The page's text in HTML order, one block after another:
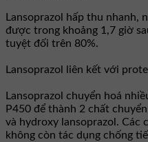
Lansoprazol hấp thu nhanh,
được trong khoảng 1,7 giờ
tuyệt đối trên 80%.
Lansoprazol liên kết với
Lansoprazol chuyển hoá
P450 để thành 2 chất
và hydroxy lansoprazol. Các
không còn tác dụng chống